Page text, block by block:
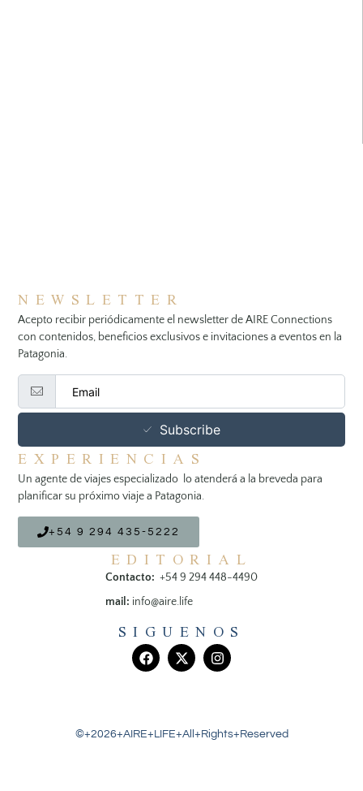
NEWSLETTER
Acepto recibir periódicamente el newsletter de AIRE Connections
con contenidos, beneficios exclusivos e invitaciones a eventos en la
Patagonia.
Subscribe
EXPERIENCIAS
Un agente de viajes especializado lo atenderá a la breveda para
planificar su próximo viaje a Patagonia.
+54 9 294 435-5222
EDITORIAL
Contacto: +54 9 294 448-4490
mail: info@aire.life
SIGUENOS
©+2026+AIRE+LIFE+All+Rights+Reserved